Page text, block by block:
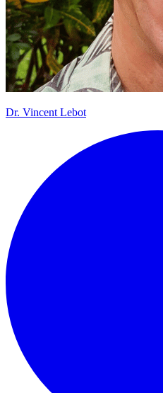
Dr. Vincent Lebot